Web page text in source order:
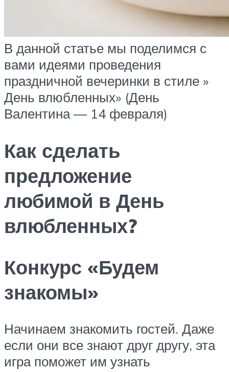
В данной статье мы поделимся с
вами идеями проведения
праздничной вечеринки в стиле »
День влюбленных» (День
Валентина — 14 февраля)
Как сделать
предложение
любимой в День
влюбленных?
Конкурс «Будем
знакомы»
Начинаем знакомить гостей. Даже
если они все знают друг другу, эта
игра поможет им узнать